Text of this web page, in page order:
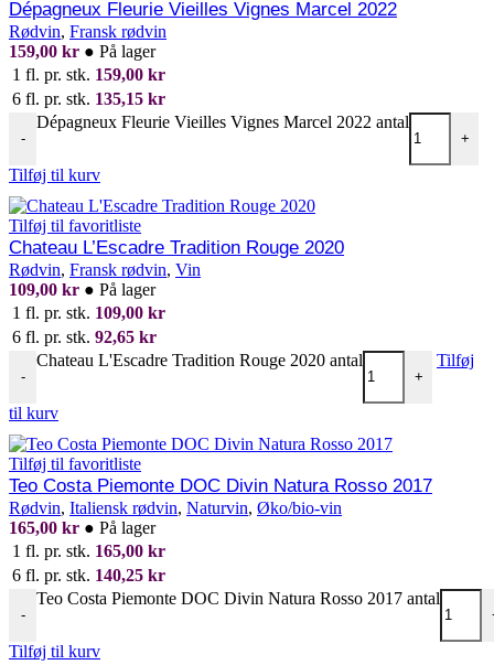
Dépagneux Fleurie Vieilles Vignes Marcel 2022
Rødvin, Fransk rødvin
159,00 kr ● På lager
1 fl. pr. stk. 159,00 kr
6 fl. pr. stk. 135,15 kr
-
Dépagneux Fleurie Vieilles Vignes Marcel 2022 antal
+
Tilføj til kurv
Tilføj til favoritliste
Chateau L’Escadre Tradition Rouge 2020
Rødvin, Fransk rødvin, Vin
109,00 kr ● På lager
1 fl. pr. stk. 109,00 kr
6 fl. pr. stk. 92,65 kr
-
Chateau L'Escadre Tradition Rouge 2020 antal
+
Tilføj
til kurv
Tilføj til favoritliste
Teo Costa Piemonte DOC Divin Natura Rosso 2017
Rødvin, Italiensk rødvin, Naturvin, Øko/bio-vin
165,00 kr ● På lager
1 fl. pr. stk. 165,00 kr
6 fl. pr. stk. 140,25 kr
-
Teo Costa Piemonte DOC Divin Natura Rosso 2017 antal
Tilføj til kurv